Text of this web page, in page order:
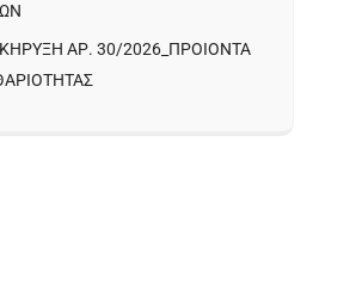
ΑΡ. 30/2026_ΠΡΟΙΌΝΤΑ